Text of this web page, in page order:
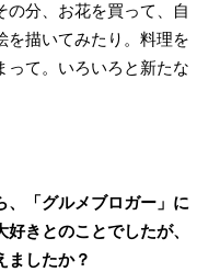
の分、お花を買って、自
を描いてみたり。料理を
って。いろいろと新たな
、「グルメブロガー」に
きとのことでしたが、
ましたか？